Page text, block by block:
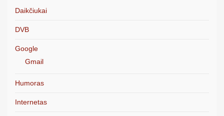
Daikčiukai
DVB
Google
Gmail
Humoras
Internetas